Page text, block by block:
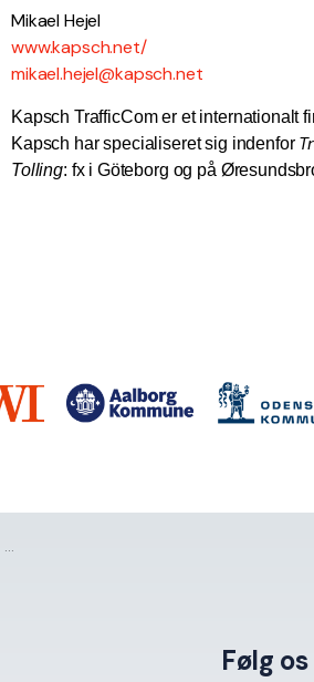
Mikael Hejel
www.kapsch.net/
mikael.hejel@kapsch.net
Kapsch TrafficCom er et internationalt
Kapsch har specialiseret sig indenfor
Tolling: fx i Göteborg og på
Følg